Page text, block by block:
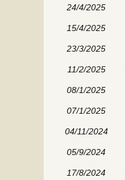
24/4/2025
15/4/2025
23/3/2025
11/2/2025
08/1/2025
07/1/2025
04/11/2024
05/9/2024
17/8/2024